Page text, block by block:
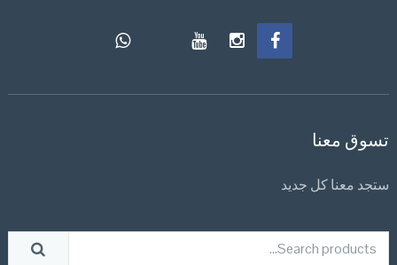
تسوق معنا
ستجد معنا كل جديد